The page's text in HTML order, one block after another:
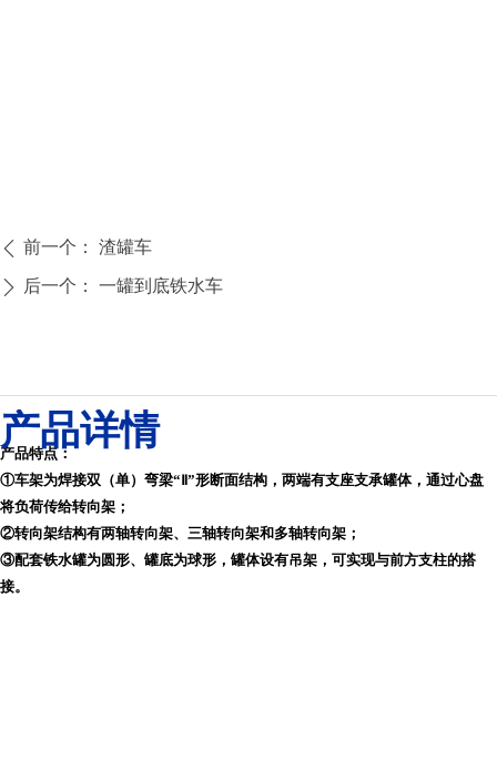
ꄲ 后一个： 一罐到底铁水车
ꄴ 前一个： 渣罐车
产品特点：
①车架为焊接双（单）弯梁“Ⅱ”形断面结构，两端有支座支承罐体，通过心盘
将负荷传给转向架 ；
②转向架结构有两轴转向架、三轴转向架和多轴转向架；
③配套铁水罐为圆形、罐底为球形，罐体设有吊架，可实现与前方支柱的搭
接。
产品详情